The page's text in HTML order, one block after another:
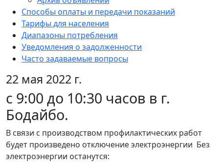
Способы оплаты и передачи показаний
Тарифы для населения
Диапазоны потребления
Уведомления о задолженности
Часто задаваемые вопросы
22 мая 2022 г.
с 9:00 до 10:30 часов в г.
Бодайбо.
В связи с производством профилактических работ
будет произведено отключение электроэнергии Без
электроэнергии останутся: